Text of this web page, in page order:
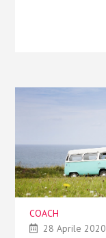
COACH
28 Aprile 2020